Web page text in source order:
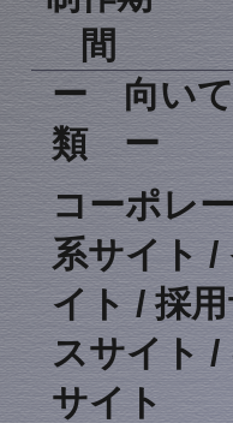
間
ー ​向いて
類 ー
コーポレ
系サイト /
イト / 採
スサイト /
サイト